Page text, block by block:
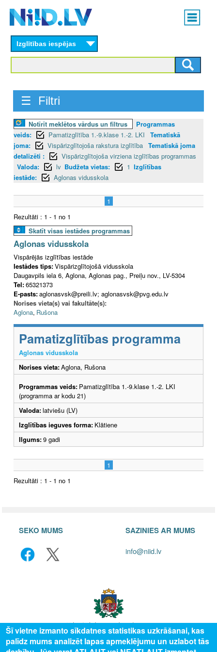
content
Main
menu
Izglītības iespējas
☰ Filtri
Notīrīt meklētos vārdus un filtrus
Programmas
veids:
Pamatizglītība 1.-9.klase 1.-2. LKI
Tematiskā
joma:
Vispārizglītojoša rakstura izglītība Tematiskā joma
detalizēti :
Vispārizglītojoša virziena izglītības programmas
Valoda:
lv Budžeta vietas: 1 Izglītības
iestāde:
Aglonas vidusskola
1
Rezultāti : 1 - 1 no 1
Skatīt visas iestādes programmas
Aglonas vidusskola
Vispārējās izglītības iestāde
Iestādes tips:Vispārizglītojošā vidusskola
Daugavpils iela 6, Aglona, Aglonas pag., Preiļu nov., LV-5304
Tel:65321373
E-pasts:aglonasvsk@preili.lv; aglonasvsk@pvg.edu.lv
Norises vieta(s) vai fakultāte(s):
Aglona, Rušona
Pamatizglītības programma
Aglonas vidusskola
Norises vieta:Aglona, Rušona
Programmas veids: Pamatizglītība 1.-9.klase 1.-2. LKI
(programma ar kodu 21)
Valoda:latviešu (LV)
Izglītības ieguves forma: Klātiene
Ilgums:9 gadi
1
Rezultāti : 1 - 1 no 1
SEKO MUMS SAZINIES AR MUMS
info@niid.lv
© 2025 Valsts izglītības attīstības aģentūra, publicētā satura visas tiesības
Šī vietne izmanto sīkdatnes statistikas uzkrāšanai, kas
palīdz mums analizēt lapas apmeklējumu un uzlabot tās